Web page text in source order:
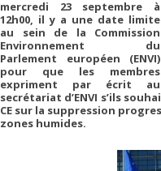
mercredi 23 septembre à
12h00, il y a une date limite
au sein de la Commission
Environnement du
Parlement européen (ENVI)
pour que les membres
expriment par écrit au
secrétariat d’ENVI s’ils
CE sur la suppression
zones humides.